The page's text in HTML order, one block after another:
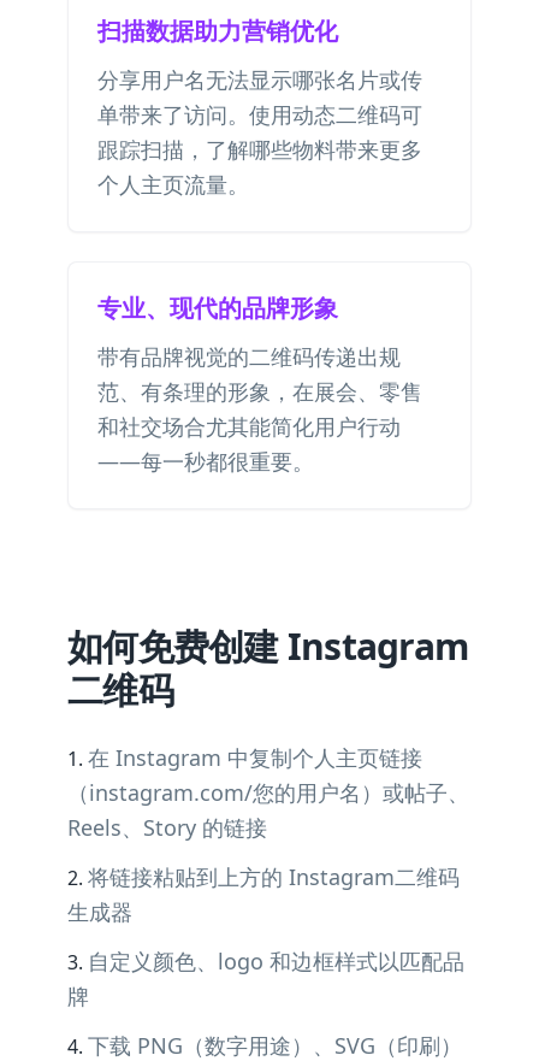
扫描数据助力营销优化
分享用户名无法显示哪张名片或传
单带来了访问。使用动态二维码可
跟踪扫描，了解哪些物料带来更多
个人主页流量。
专业、现代的品牌形象
带有品牌视觉的二维码传递出规
范、有条理的形象，在展会、零售
和社交场合尤其能简化用户行动
——每一秒都很重要。
如何免费创建 Instagram
二维码
在 Instagram 中复制个人主页链接
（instagram.com/您的用户名）或帖子、
Reels、Story 的链接
将链接粘贴到上方的 Instagram二维码
生成器
自定义颜色、logo 和边框样式以匹配品
牌
下载 PNG（数字用途）、SVG（印刷）